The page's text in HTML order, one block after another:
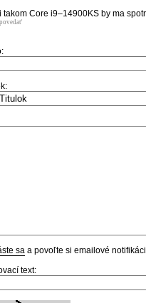
takom Core i9–14900KS by ma
sa a povoľte si emailové
text: